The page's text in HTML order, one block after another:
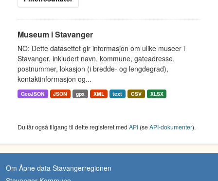
Museum i Stavanger
NO: Dette datasettet gir informasjon om ulike museer i
Stavanger, inkludert navn, kommune, gateadresse,
postnummer, lokasjon (i bredde- og lengdegrad),
kontaktinformasjon og...
GeoJSON JSON gpx XML text CSV XLSX
Du får også tilgang til dette registeret med API (seAPI-dokumenter).
Om Åpne data Stavangerregionen